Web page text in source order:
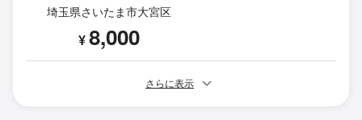
埼玉県さいたま市大宮区
¥8,000
さらに表示